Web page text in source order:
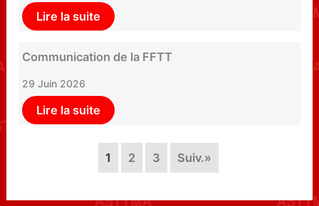
Lire la suite
Communication de la FFTT
29 Juin 2026
Lire la suite
1 2 3 Suiv.»